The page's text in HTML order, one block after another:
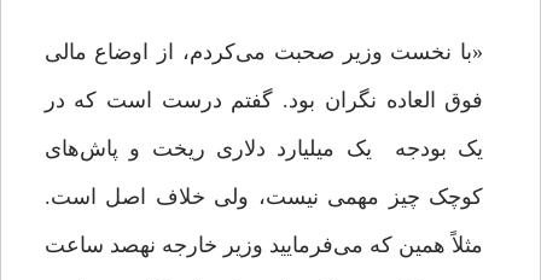
«با نخست وزیر صحبت می‌کردم، از اوضاع مالی
فوق العاده نگران بود. گفتم درست است که در
یک بودجه یک میلیارد دلاری ریخت و پاش‌های
کوچک چیز مهمی نیست، ولی خلاف اصل است.
مثلاً همین که می‌فرمایید وزیر خارجه نهصد ساعت